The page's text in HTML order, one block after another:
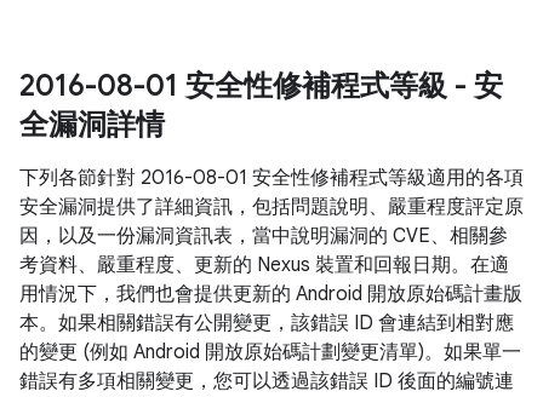
2016-08-01 安全性修補程式等級 - 安
全漏洞詳情
下列各節針對 2016-08-01 安全性修補程式等級適用的各項
安全漏洞提供了詳細資訊，包括問題說明、嚴重程度評定原
因，以及一份漏洞資訊表，當中說明漏洞的 CVE、相關參
考資料、嚴重程度、更新的 Nexus 裝置和回報日期。在適
用情況下，我們也會提供更新的 Android 開放原始碼計畫版
本。如果相關錯誤有公開變更，該錯誤 ID 會連結到相對應
的變更 (例如 Android 開放原始碼計劃變更清單)。如果單一
錯誤有多項相關變更，您可以透過該錯誤 ID 後面的編號連